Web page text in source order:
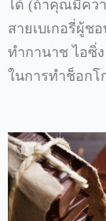
ได้ (ถ้าคุณมีคว
สายเบเกอรี่ผู้ช
ทำกานาช ไอซิ่ง
ในการทำช็อกโ